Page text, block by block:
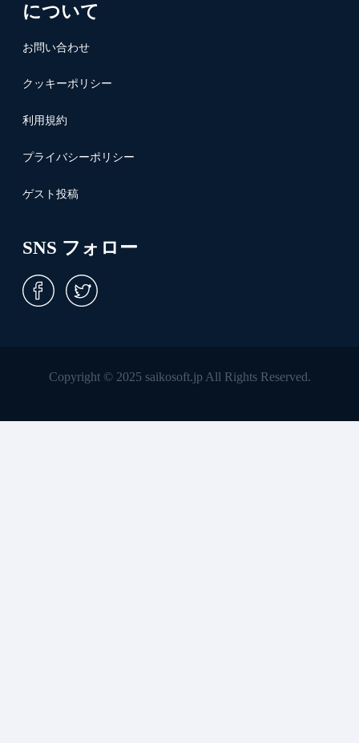
について
お問い合わせ
クッキーポリシー
利用規約
プライバシーポリシー
ゲスト投稿
SNS フォロー
Copyright © 2025 saikosoft.jp All Rights Reserved.